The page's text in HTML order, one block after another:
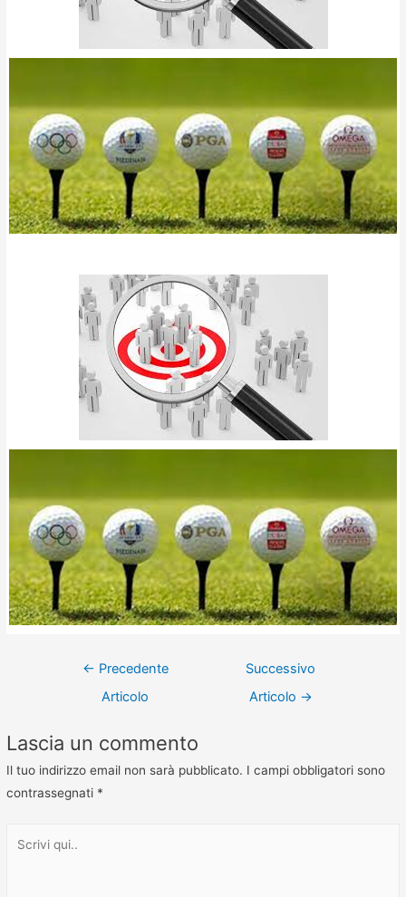
← Precedente
Articolo
Successivo
Articolo →
Lascia un commento
Il tuo indirizzo email non sarà pubblicato. I campi obbligatori sono
contrassegnati *